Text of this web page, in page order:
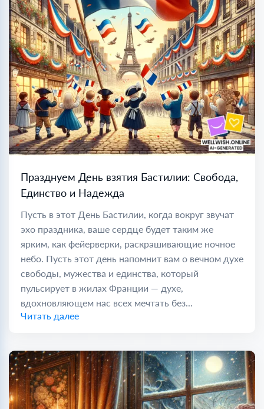
Празднуем День взятия Бастилии: Свобода,
Единство и Надежда
Пусть в этот День Бастилии, когда вокруг звучат
эхо праздника, ваше сердце будет таким же
ярким, как фейерверки, раскрашивающие ночное
небо. Пусть этот день напомнит вам о вечном духе
свободы, мужества и единства, который
пульсирует в жилах Франции — духе,
вдохновляющем нас всех мечтать без...
Читать далее